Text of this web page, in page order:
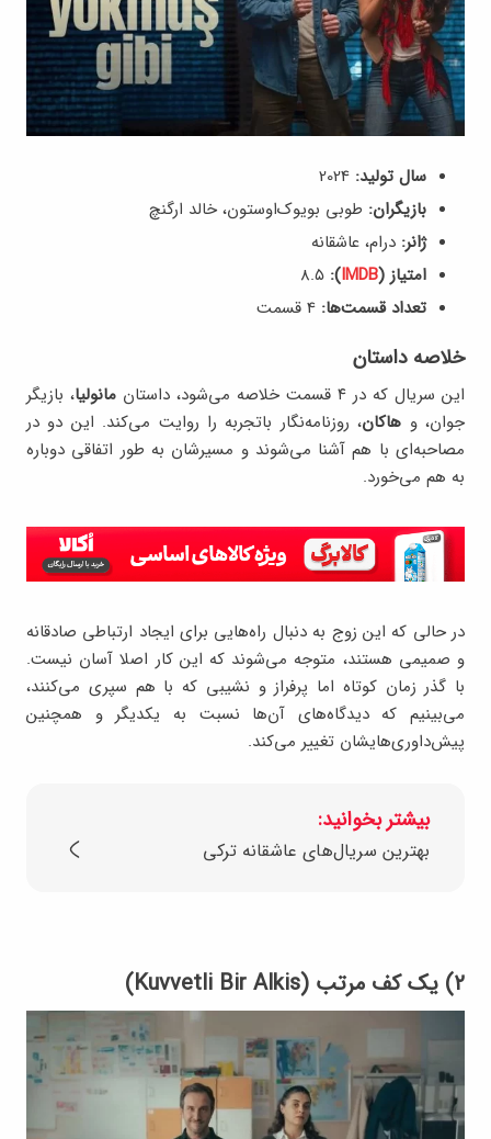
سال تولید:
بازیگران: طوبی بویوک‌اوستون، خالد ارگنچ
ژانر: درام، عاشقانه
امتیاز (IMDB
):
تعداد قسمت‌ها:
خلاصه داستان
این سریال که در ۴ قسمت خلاصه می‌شود، داستان مانولیا، بازیگر
جوان، و هاکان، روزنامه‌نگار باتجربه را روایت می‌کند. این دو در
مصاحبه‌ای با هم آشنا می‌شوند و مسیرشان به طور اتفاقی دوباره
به هم می‌خورد.
در حالی که این زوج به دنبال راه‌هایی برای ایجاد ارتباطی صادقانه
و صمیمی هستند، متوجه می‌شوند که این کار اصلا آسان نیست.
با گذر زمان کوتاه اما پرفراز و نشیبی که با هم سپری می‌کنند،
می‌بینیم که دیدگاه‌های آن‌ها نسبت به یکدیگر و همچنین
پیش‌داوری‌هایشان تغییر می‌کند.
بیشتر بخوانید:
بهترین سریال‌های عاشقانه ترکی
۲) یک کف مرتب (Kuvvetli Bir Alkis)